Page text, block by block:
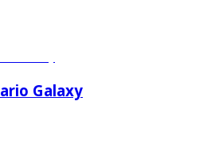
Galaxy